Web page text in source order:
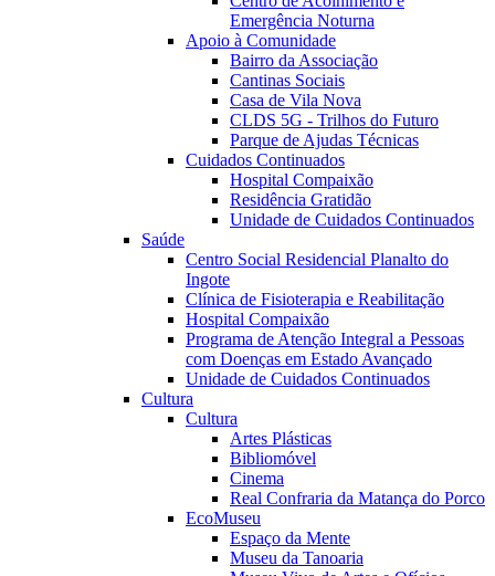
Emergência Noturna
Apoio à Comunidade
Bairro da Associação
Cantinas Sociais
Casa de Vila Nova
CLDS 5G - Trilhos do Futuro
Parque de Ajudas Técnicas
Cuidados Continuados
Hospital Compaixão
Residência Gratidão
Unidade de Cuidados Continuados
Saúde
Centro Social Residencial Planalto do
Ingote
Clínica de Fisioterapia e Reabilitação
Hospital Compaixão
Programa de Atenção Integral a Pessoas
com Doenças em Estado Avançado
Unidade de Cuidados Continuados
Cultura
Cultura
Artes Plásticas
Bibliomóvel
Cinema
Real Confraria da Matança do Porco
EcoMuseu
Espaço da Mente
Museu da Tanoaria